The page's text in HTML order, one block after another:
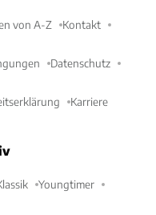
von A-Z Kontakt
Datenschutz
Karriere
Youngtimer